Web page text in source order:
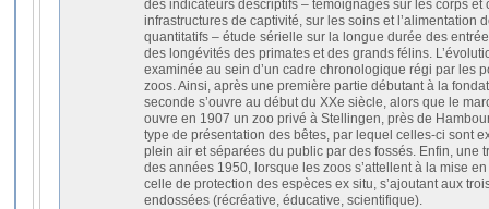
des indicateurs descriptifs – témoignages sur les corps et
infrastructures de captivité, sur les soins et l’alimentation
quantitatifs – étude sérielle sur la longue durée des
des longévités des primates et des grands félins.
examinée au sein d’un cadre chronologique régi par les
zoos. Ainsi, après une première partie débutant à la
seconde s’ouvre au début du XXe siècle, alors que le
ouvre en 1907 un zoo privé à Stellingen, près de
type de présentation des bêtes, par lequel celles-ci sont
plein air et séparées du public par des fossés. Enfin, une
des années 1950, lorsque les zoos s’attellent à la mise
celle de protection des espèces ex situ, s’ajoutant aux
endossées (récréative, éducative, scientifique).